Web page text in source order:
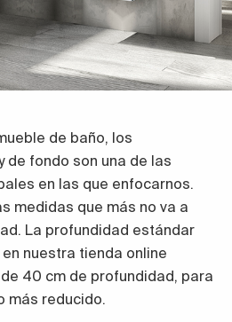
de baño, los
de fondo son una de las
en las que enfocarnos.
medidas que más no va a
La profundidad estándar
nuestra tienda online
40 cm de profundidad, para
más reducido.